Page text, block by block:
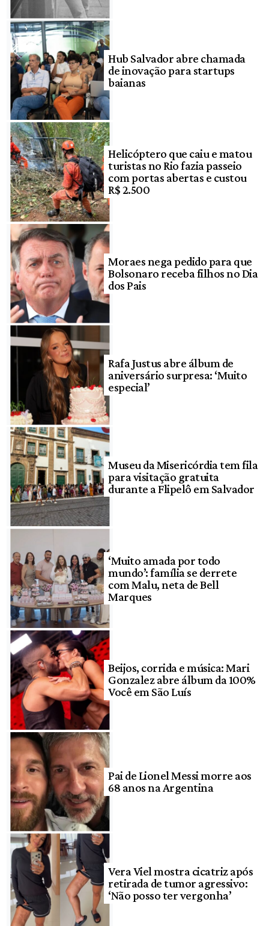
Hub Salvador abre chamada
de inovação para startups
baianas
Helicóptero que caiu e matou
turistas no Rio fazia passeio
com portas abertas e custou
R$ 2.500
Moraes nega pedido para que
Bolsonaro receba filhos no Dia
dos Pais
Rafa Justus abre álbum de
aniversário surpresa: ‘Muito
especial’
Museu da Misericórdia tem fila
para visitação gratuita
durante a Flipelô em Salvador
‘Muito amada por todo
mundo’: família se derrete
com Malu, neta de Bell
Marques
Beijos, corrida e música: Mari
Gonzalez abre álbum da 100%
Você em São Luís
Pai de Lionel Messi morre aos
68 anos na Argentina
Vera Viel mostra cicatriz após
retirada de tumor agressivo:
‘Não posso ter vergonha’